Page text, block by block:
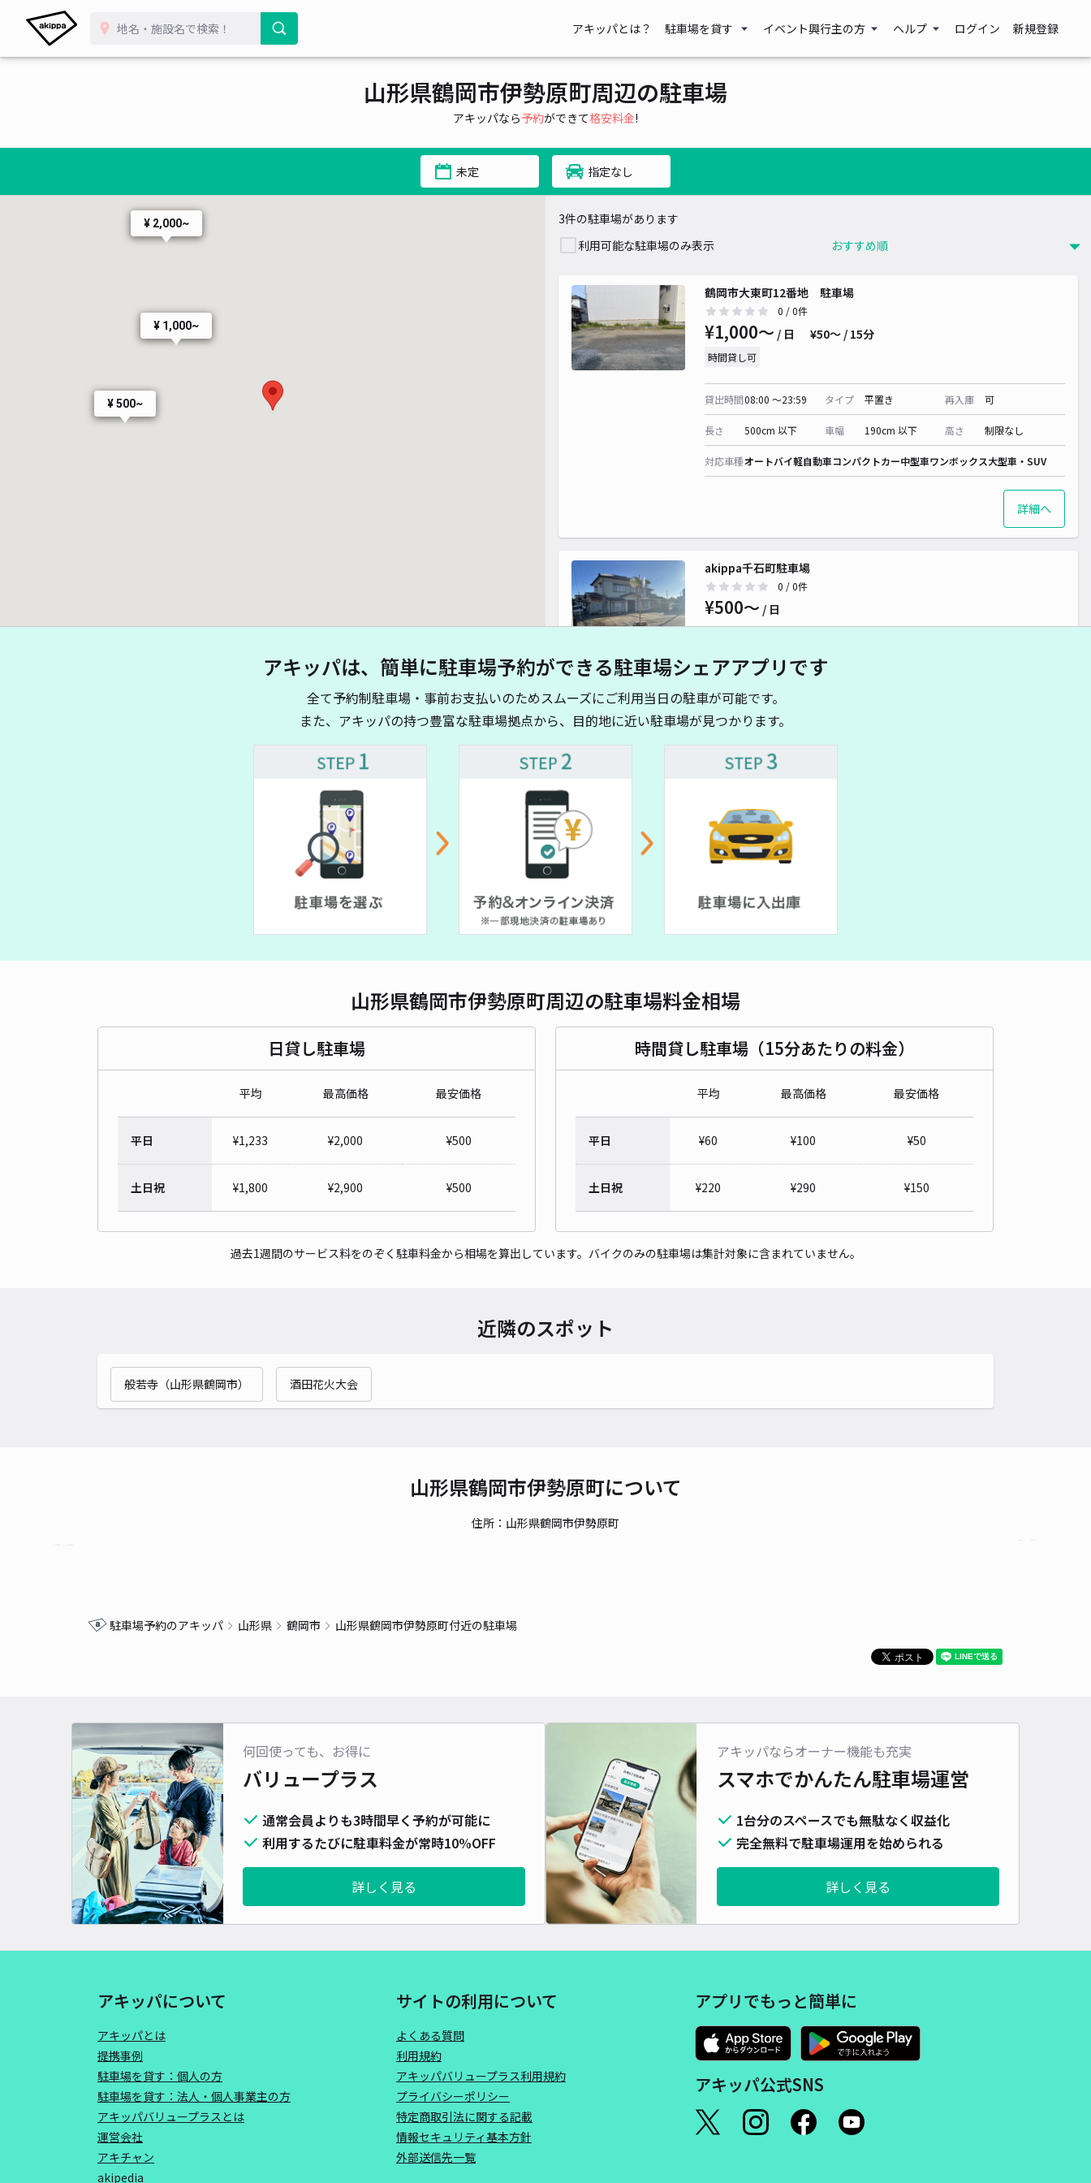
アキッパとは？ 駐車場を貸す イベント興行主の方 ヘルプ ログイン 新規登録
山形県鶴岡市伊勢原町周辺の駐車場
アキッパなら予約ができて格安料金!
未定 指定なし
¥ 1,000~
¥ 500~
¥ 2,000~
3件の駐車場があります
利用可能な駐車場のみ表示
鶴岡市大東町12番地 駐車場
0 / 0件
¥1,000〜 / 日 ¥50〜 / 15分
時間貸し可
貸出時間08:00 〜23:59 タイプ 平置き 再入庫 可
長さ 500cm 以下 車幅 190cm 以下 高さ 制限なし
対応車種オートバイ軽自動車コンパクトカー中型車ワンボックス大型車・SUV
詳細へ
akippa千石町駐車場
0 / 0件
¥500〜 / 日
貸出時間 24時間営業
長さ 510cm 以下
内川パーキング
0/ 0件
対応車種
アキッパは、簡単に駐車場予約ができる駐車場シェアアプリです
全て予約制駐車場・事前お支払いのためスムーズにご利用当日の駐車が可能です。
また、アキッパの持つ豊富な駐車場拠点から、目的地に近い駐車場が見つかります。
山形県鶴岡市伊勢原町周辺の駐車場料金相場
日貸し駐車場
平均 最高価格 最安価格
平日 ¥1,233 ¥2,000 ¥500
土日祝 ¥1,800 ¥2,900 ¥500
時間貸し駐車場（15分あたりの料金）
平均 最高価格 最安価格
平日 ¥60 ¥100 ¥50
土日祝 ¥220 ¥290 ¥150
過去1週間のサービス料をのぞく駐車料金から相場を算出しています。バイクのみの駐車場は集計対象に含まれていません。
近隣のスポット
般若寺（山形県鶴岡市） 酒田花火大会
山形県鶴岡市伊勢原町について
住所：山形県鶴岡市伊勢原町
駐車場予約のアキッパ 山形県 鶴岡市 山形県鶴岡市伊勢原町付近の駐車場
何回使っても、お得に
バリュープラス
通常会員よりも3時間早く予約が可能に
利用するたびに駐車料金が常時10%OFF
詳しく見る
アキッパならオーナー機能も充実
スマホでかんたん駐車場運営
1台分のスペースでも無駄なく収益化
完全無料で駐車場運用を始められる
詳しく見る
アキッパについて
アキッパとは
提携事例
駐車場を貸す：個人の方
駐車場を貸す：法人・個人事業主の方
アキッパバリュープラスとは
運営会社
アキチャン
akipedia
サイトの利用について
よくある質問
利用規約
アキッパバリュープラス利用規約
プライバシーポリシー
特定商取引法に関する記載
情報セキュリティ基本方針
外部送信先一覧
アプリでもっと簡単に
アキッパ公式SNS